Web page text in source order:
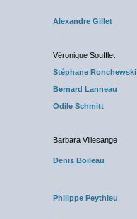
Alexandre Gillet
Véronique Soufflet
Stéphane Ronchewski
Bernard Lanneau
Odile Schmitt
Barbara Villesange
Denis Boileau
Philippe Peythieu